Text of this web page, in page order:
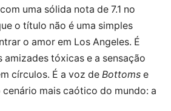
uma sólida nota de 7.1 no
o título não é uma simples
o amor em Los Angeles. É
amizades tóxicas e a sensação
círculos. É a voz de Bottoms e
cenário mais caótico do mundo: a